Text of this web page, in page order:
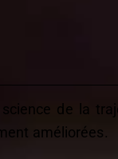
de la
améliorées.